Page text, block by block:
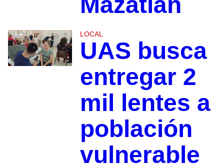
LOCAL
UAS busca
entregar 2
mil lentes a
población
vulnerable